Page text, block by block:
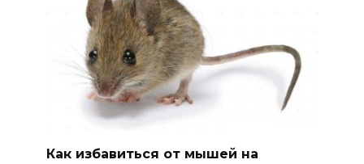
Как избавиться от мышей на